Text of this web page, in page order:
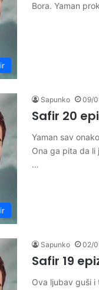
Bora. Yaman
Sapunko 09/
Safir 20
Yaman sav
Ona ga pita da li
…
Sapunko 02/
Safir 19
Ova ljubav guši i